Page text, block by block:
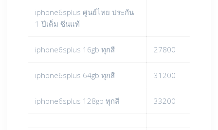
iphone6splus ศูนย์ไทย ประกัน
1 ปีเต็ม ซีนแท้
iphone6splus 16gb ทุกสี 27800
iphone6splus 64gb ทุกสี 31200
iphone6splus 128gb ทุกสี 33200